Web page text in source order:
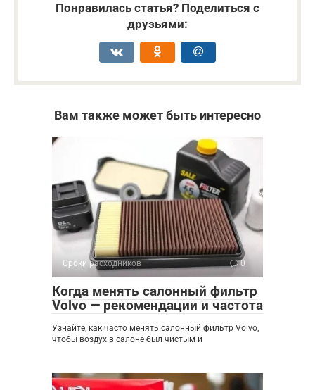
Понравилась статья? Поделиться с
друзьями:
Вам также может быть интересно
Сроки расходников 0
Когда менять салонный фильтр
Volvo — рекомендации и частота
Узнайте, как часто менять салонный фильтр Volvo,
чтобы воздух в салоне был чистым и